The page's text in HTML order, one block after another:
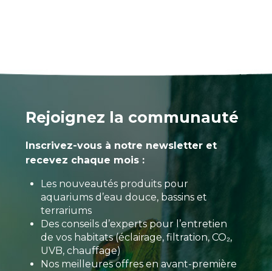
Rejoignez la communauté
Inscrivez-vous à notre newsletter et
recevez chaque mois :
Les nouveautés produits pour
aquariums d’eau douce, bassins et
terrariums
Des conseils d’experts pour l’entretien
de vos habitats (éclairage, filtration, CO₂,
UVB, chauffage)
Nos meilleures offres en avant-première